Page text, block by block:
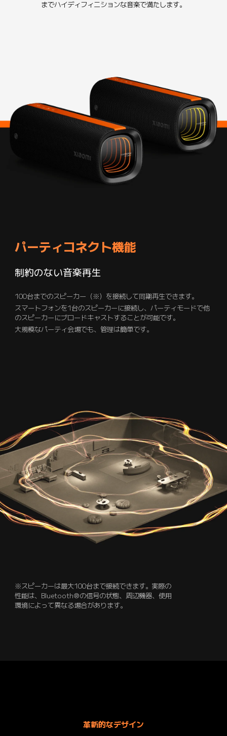
までハイディフィニションな音楽で満たします。
パーティコネクト機能
制約のない音楽再生
100台までのスピーカー（※）を接続して同期再生できます。
スマートフォンを1台のスピーカーに接続し、パーティモードで他
のスピーカーにブロードキャストすることが可能です。
大規模なパーティ会場でも、管理は簡単です。
※スピーカーは最大100台まで接続できます。実際の
性能は、Bluetooth®の信号の状態、周辺機器、使用
環境によって異なる場合があります。
革新的なデザイン